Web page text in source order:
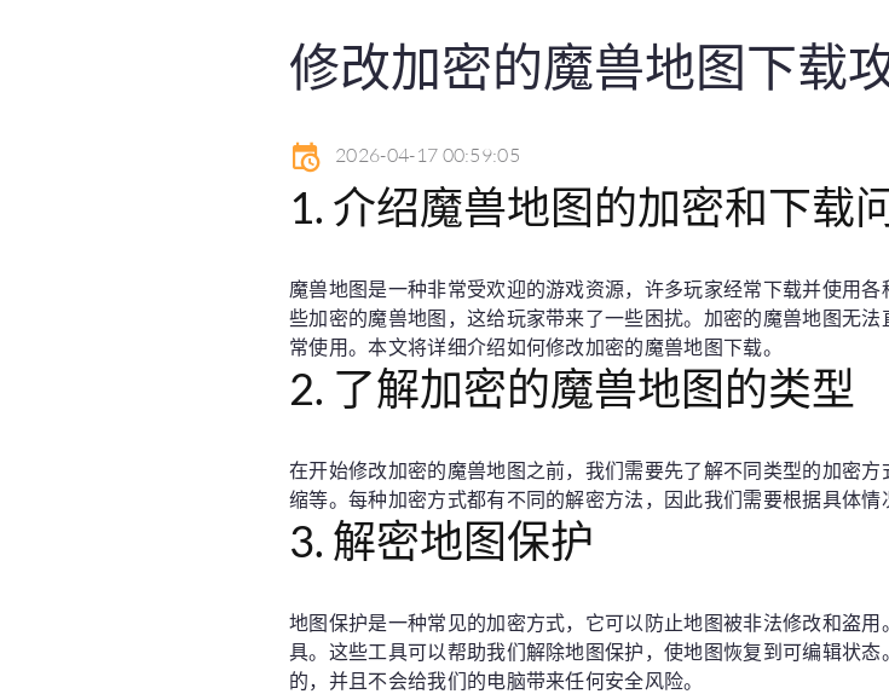
修改加密的魔兽地图下载
2026-04-17 00:59:05
1. 介绍魔兽地图的加密和下载
魔兽地图是一种非常受欢迎的游戏资源，许多玩家经常下载并使用
些加密的魔兽地图，这给玩家带来了一些困扰。加密的魔兽地图无
常使用。本文将详细介绍如何修改加密的魔兽地图下载。
2. 了解加密的魔兽地图的类型
在开始修改加密的魔兽地图之前，我们需要先了解不同类型的加密
缩等。每种加密方式都有不同的解密方法，因此我们需要根据具体情
3. 解密地图保护
地图保护是一种常见的加密方式，它可以防止地图被非法修改和盗
具。这些工具可以帮助我们解除地图保护，使地图恢复到可编辑状
的，并且不会给我们的电脑带来任何安全风险。